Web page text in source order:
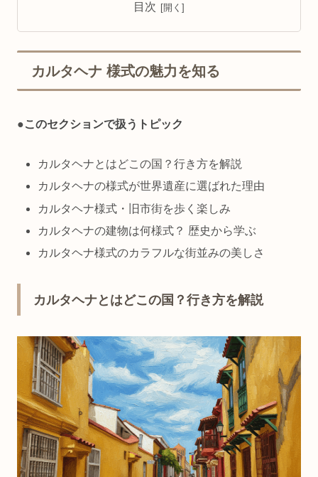
目次
カルタヘナ 様式の魅力を知る
●このセクションで扱うトピック
カルタヘナとはどこの国？行き方を解説
カルタヘナの様式が世界遺産に選ばれた理由
カルタヘナ様式・旧市街を歩く楽しみ
カルタヘナの建物は何様式？ 歴史から学ぶ
カルタヘナ様式のカラフルな街並みの美しさ
カルタヘナとはどこの国？行き方を解説